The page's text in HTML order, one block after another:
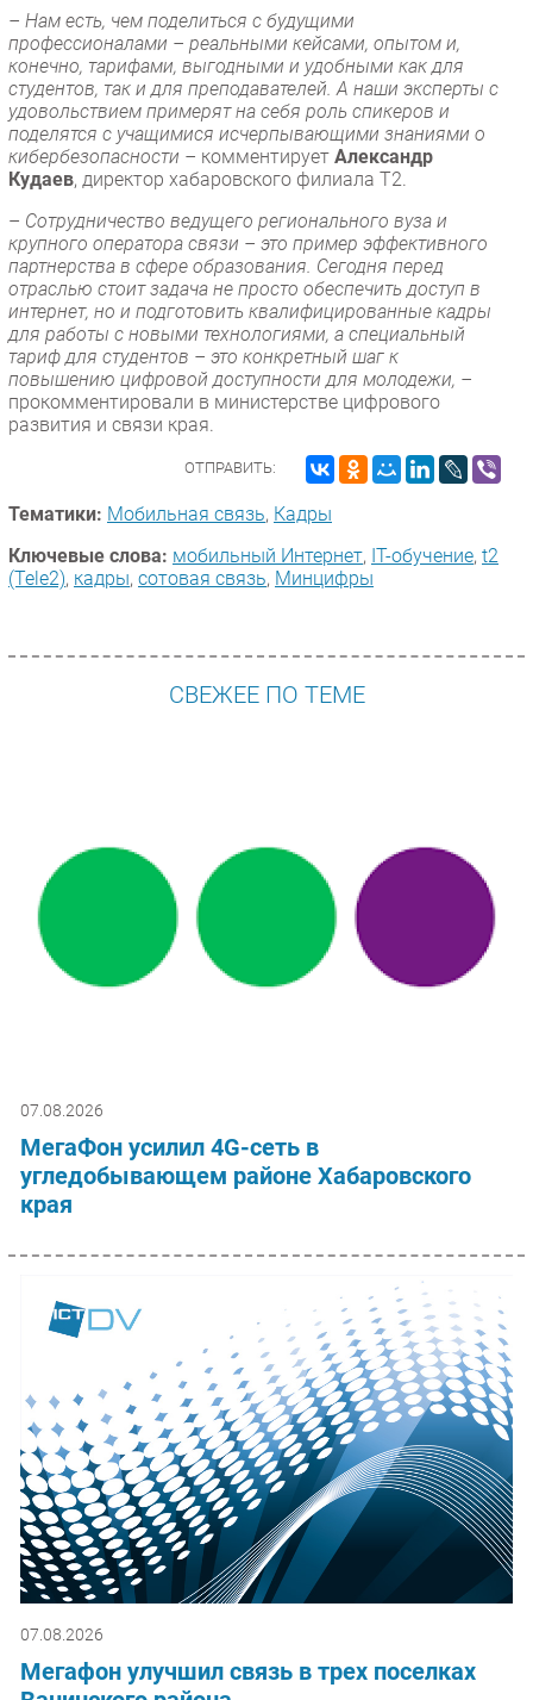
IT класс
Тестовый стенд
Каталог компаний
– Нам есть, чем поделиться с будущими
профессионалами – реальными кейсами, опытом и,
конечно, тарифами, выгодными и удобными как для
студентов, так и для преподавателей. А наши эксперты с
удовольствием примерят на себя роль спикеров и
поделятся с учащимися исчерпывающими знаниями о
кибербезопасности – комментирует Александр
Кудаев, директор хабаровского филиала Т2.
– Сотрудничество ведущего регионального вуза и
крупного оператора связи – это пример эффективного
партнерства в сфере образования. Сегодня перед
отраслью стоит задача не просто обеспечить доступ в
интернет, но и подготовить квалифицированные кадры
для работы с новыми технологиями, а специальный
тариф для студентов – это конкретный шаг к
повышению цифровой доступности для молодежи, –
прокомментировали в министерстве цифрового
развития и связи края.
ОТПРАВИТЬ:
Тематики: Мобильная связь, Кадры
Ключевые слова: мобильный Интернет, IT-обучение, t2
(Tele2), кадры, сотовая связь, Минцифры
СВЕЖЕЕ ПО ТЕМЕ
07.08.2026
МегаФон усилил 4G-сеть в
угледобывающем районе Хабаровского
края
07.08.2026
Мегафон улучшил связь в трех поселках